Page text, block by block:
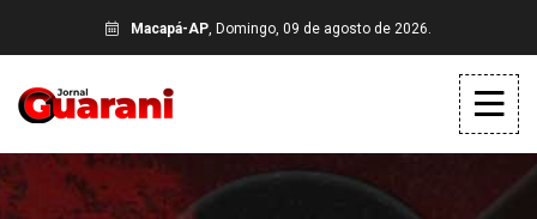
Macapá-AP, Domingo, 09 de agosto de 2026.